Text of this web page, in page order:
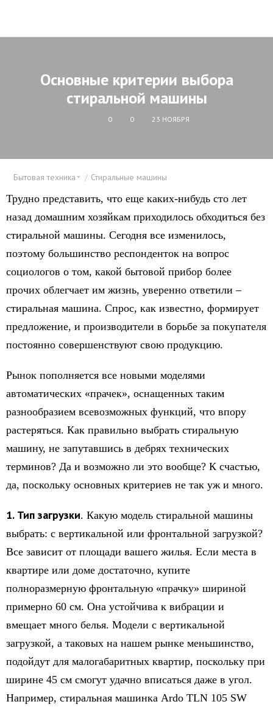
Основные критерии выбора
стиральной машины
0 0 23 НОЯБРЯ
Бытовая техника Стиральные машины
Трудно представить, что еще каких-нибудь сто лет
назад домашним хозяйкам приходилось обходиться без
стиральной машины. Сегодня все изменилось,
поэтому большинство респонденток на вопрос
социологов о том, какой бытовой прибор более
прочих облегчает им жизнь, уверенно ответили –
стиральная машина. Спрос, как известно, формирует
предложение, и производители в борьбе за покупателя
постоянно совершенствуют свою продукцию.
Рынок пополняется все новыми моделями
автоматических «прачек», оснащенных таким
разнообразием всевозможных функций, что впору
растеряться. Как правильно выбрать стиральную
машину, не запутавшись в дебрях технических
терминов? Да и возможно ли это вообще? К счастью,
да, поскольку основных критериев не так уж и много.
1. Тип загрузки. Какую модель стиральной машины
выбрать: с вертикальной или фронтальной загрузкой?
Все зависит от площади вашего жилья. Если места в
квартире или доме достаточно, купите
полноразмерную фронтальную «прачку» шириной
примерно 60 см. Она устойчива к вибрации и
вмещает много белья. Модели с вертикальной
загрузкой, а таковых на нашем рынке меньшинство,
подойдут для малогабаритных квартир, поскольку при
ширине 45 см смогут удачно вписаться даже в угол.
Например, стиральная машинка Ardo TLN 105 SW